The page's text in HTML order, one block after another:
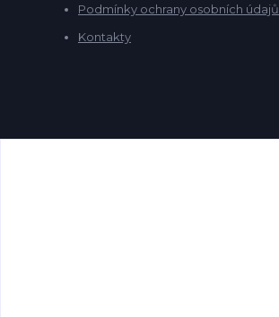
Podmínky ochrany osobních údajů
Kontakty